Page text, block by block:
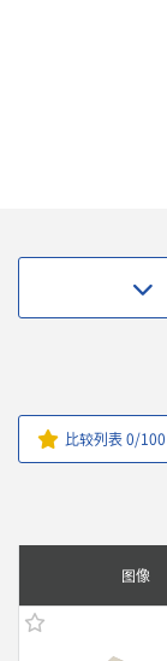
比较列表0/100
图像